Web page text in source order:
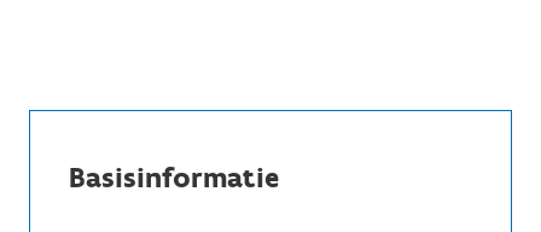
Basisinformatie